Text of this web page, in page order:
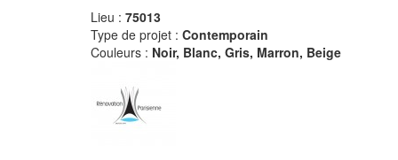
Lieu : 75013
Type de projet : Contemporain
Couleurs : Noir, Blanc, Gris, Marron, Beige